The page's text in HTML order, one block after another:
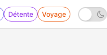
Détente Voyage